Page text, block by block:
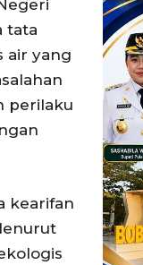
tata
air yang
perilaku
kearifan